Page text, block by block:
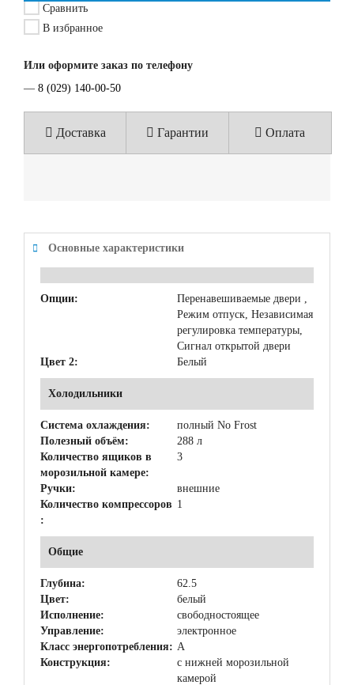
Сравнить
В избранное
Или оформите заказ по телефону
— 8 (029) 140-00-50
Доставка Гарантии Оплата
Основные характеристики
Опции:
Перенавешиваемые двери ,
Режим отпуск, Независимая
регулировка температуры,
Сигнал открытой двери
Цвет 2:
Белый
Холодильники
Система охлаждения:
полный No Frost
Полезный объём:
288 л
Количество ящиков в
морозильной камере:
3
Ручки:
внешние
Количество компрессоров
:
1
Общие
Глубина:
62.5
Цвет:
белый
Исполнение:
свободностоящее
Управление:
электронное
Класс энергопотребления: A
Конструкция:
с нижней морозильной
камерой